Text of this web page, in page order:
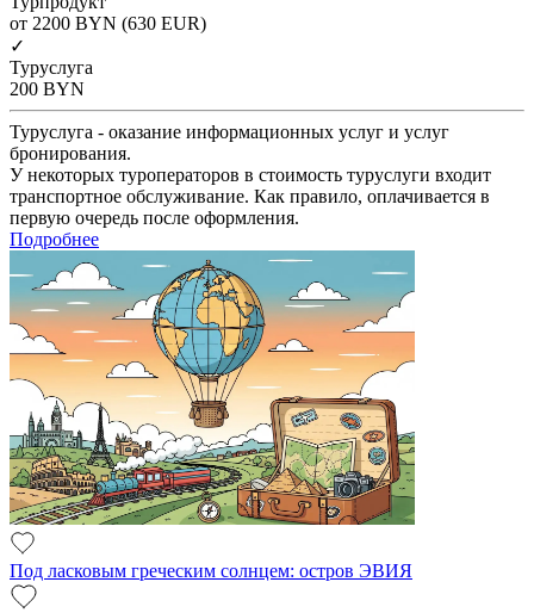
от 2200 BYN (630 EUR)
✓
Туруслуга
200 BYN
Туруслуга - оказание информационных услуг и услуг
бронирования.
У некоторых туроператоров в стоимость туруслуги входит
транспортное обслуживание. Как правило, оплачивается в
первую очередь после оформления.
Подробнее
Под ласковым греческим солнцем: остров ЭВИЯ